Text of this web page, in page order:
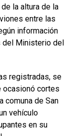
la altura de la
entre las
información
del Ministerio del
registradas, se
ocasionó cortes
comuna de San
vehículo
en su